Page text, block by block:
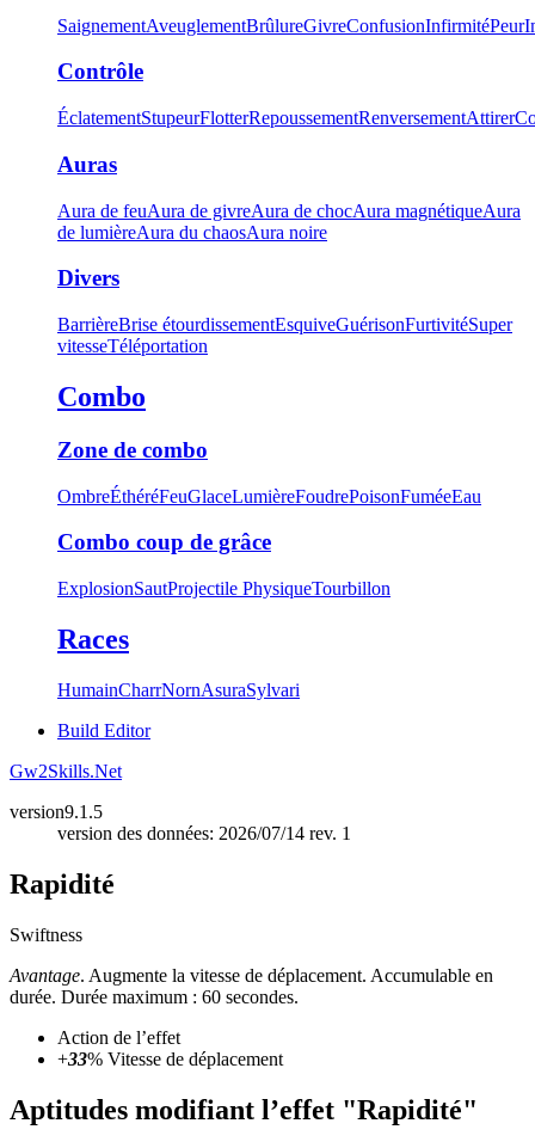
SaignementAveuglementBrûlureGivreConfusionInfirmitéPeur
Contrôle
ÉclatementStupeurFlotterRepoussementRenversementAttirer
Auras
Aura de feuAura de givreAura de chocAura magnétiqueAura
de lumièreAura du chaosAura noire
Divers
BarrièreBrise étourdissementEsquiveGuérisonFurtivitéSuper
vitesseTéléportation
Combo
Zone de combo
OmbreÉthéréFeuGlaceLumièreFoudrePoisonFuméeEau
Combo coup de grâce
ExplosionSautProjectile PhysiqueTourbillon
Races
HumainCharrNornAsuraSylvari
Build Editor
Gw2Skills.Net
version9.1.5
version des données: 2026/07/14 rev. 1
Rapidité
Swiftness
Avantage. Augmente la vitesse de déplacement. Accumulable en
durée. Durée maximum : 60 secondes.
Action de l’effet
+33% Vitesse de déplacement
Aptitudes modifiant l’effet "Rapidité"